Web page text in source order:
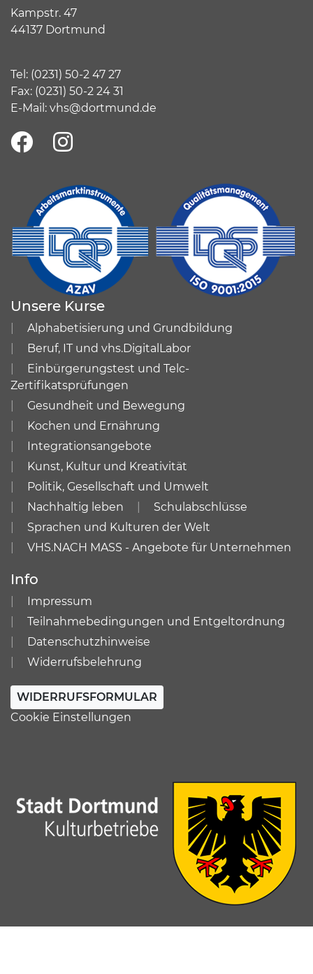
Kampstr. 47
44137 Dortmund
Tel: (0231) 50-2 47 27
Fax: (0231) 50-2 24 31
E-Mail: vhs@dortmund.de
Unsere Kurse
Alphabetisierung und Grundbildung
Beruf, IT und vhs.DigitalLabor
Einbürgerungstest und Telc-
Zertifikatsprüfungen
Gesundheit und Bewegung
Kochen und Ernährung
Integrationsangebote
Kunst, Kultur und Kreativität
Politik, Gesellschaft und Umwelt
Nachhaltig leben
Schulabschlüsse
Sprachen und Kulturen der Welt
VHS.NACH MASS - Angebote für Unternehmen
Info
Impressum
Teilnahmebedingungen und Entgeltordnung
Datenschutzhinweise
Widerrufsbelehrung
WIDERRUFSFORMULAR
Cookie Einstellungen